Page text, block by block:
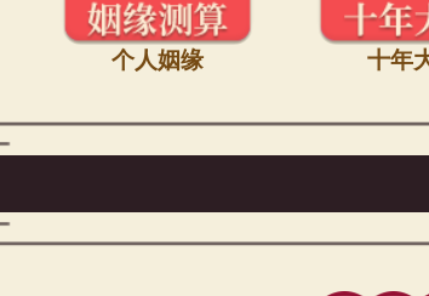
个人姻缘 十年